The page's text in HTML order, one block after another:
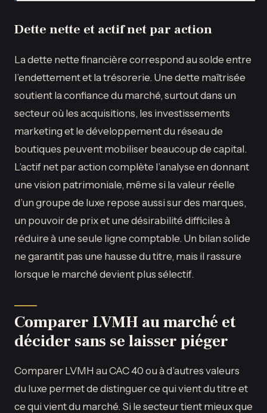
Dette nette et actif net par action
La dette nette financière correspond au solde entre
l’endettement et la trésorerie. Une dette maîtrisée
soutient la confiance du marché, surtout dans un
secteur où les acquisitions, les investissements
marketing et le développement du réseau de
boutiques peuvent mobiliser beaucoup de capital.
L’actif net par action complète l’analyse en donnant
une vision patrimoniale, même si la valeur réelle
d’un groupe de luxe repose aussi sur des marques,
un pouvoir de prix et une désirabilité difficiles à
réduire à une seule ligne comptable. Un bilan solide
ne garantit pas une hausse du titre, mais il rassure
lorsque le marché devient plus sélectif.
Comparer LVMH au marché et
décider sans se laisser piéger
Comparer LVMH au CAC 40 ou à d’autres valeurs
du luxe permet de distinguer ce qui vient du titre et
ce qui vient du marché. Si le secteur tient mieux que